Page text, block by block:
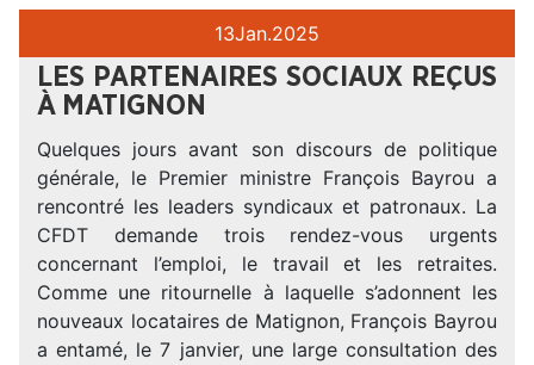
13Jan.2025
LES PARTENAIRES SOCIAUX REÇUS
À MATIGNON
Quelques jours avant son discours de politique
générale, le Premier ministre François Bayrou a
rencontré les leaders syndicaux et patronaux. La
CFDT demande trois rendez-vous urgents
concernant l’emploi, le travail et les retraites.
Comme une ritournelle à laquelle s’adonnent les
nouveaux locataires de Matignon, François Bayrou
a entamé, le 7 janvier, une large consultation des